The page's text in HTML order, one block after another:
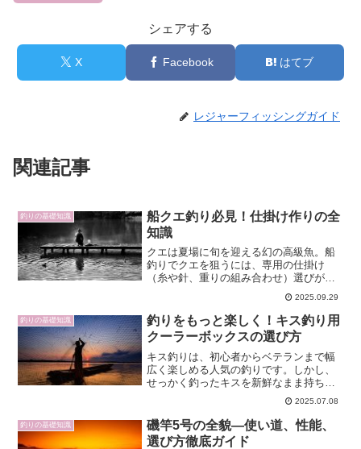
シェアする
X Facebook はてブ
レジャーフィッシングガイド
関連記事
釣りの基礎知識
船クエ釣り必見！仕掛け作りの全
知識
クエは夏場に旬を迎える幻の高級魚。船
釣りでクエを狙うには、専用の仕掛け
（糸や針、重りの組み合わせ）選びが欠
かせません。初心者でも効率良くクエを
釣り上げるため、仕掛けの基本構成から
おすすめのタイプ、作り方、餌とのマッ
チング、そしてタックル選び...
2025.09.29
釣りの基礎知識
釣りをもっと楽しく！キス釣り用
クーラーボックスの選び方
キス釣りは、初心者からベテランまで幅
広く楽しめる人気の釣りです。しかし、
せっかく釣ったキスを新鮮なまま持ち帰
るには、クーラーボックス選びが非常に
重要です。「どんなクーラーボックスを
選べばいいの？」「本当に必要な容量や
保冷力は？」など、悩む方...
2025.07.08
釣りの基礎知識
磯竿5号の全貌—使い道、性能、
選び方徹底ガイド